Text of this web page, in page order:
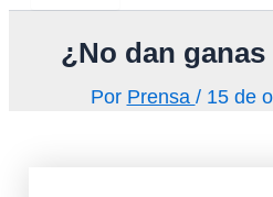
¿No dan
Por Prensa / 15 de